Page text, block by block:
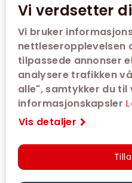
Vi verdsetter
Vi bruker
nettleseropplevelsen
tilpassede annonser
analysere trafikken
alle", samtykker du til
informasjonskapsler
Vis detaljer